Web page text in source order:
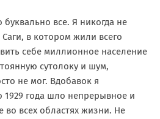
все. Я никогда не
в котором жили всего
себе миллионное население
сутолоку и шум,
не мог. Вдобавок я
1929 года шло непрерывное и
во всех областях жизни. Не